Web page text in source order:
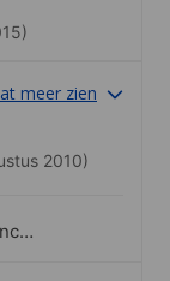
meer zien
2010)